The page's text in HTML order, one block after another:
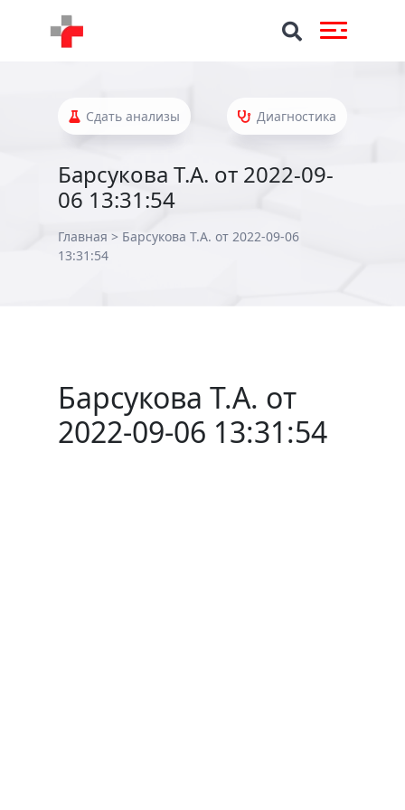
Сдать анализы Диагностика
Барсукова Т.А. от 2022-09-
06 13:31:54
Главная > Барсукова Т.А. от 2022-09-06
13:31:54
Барсукова Т.А. от
2022-09-06 13:31:54